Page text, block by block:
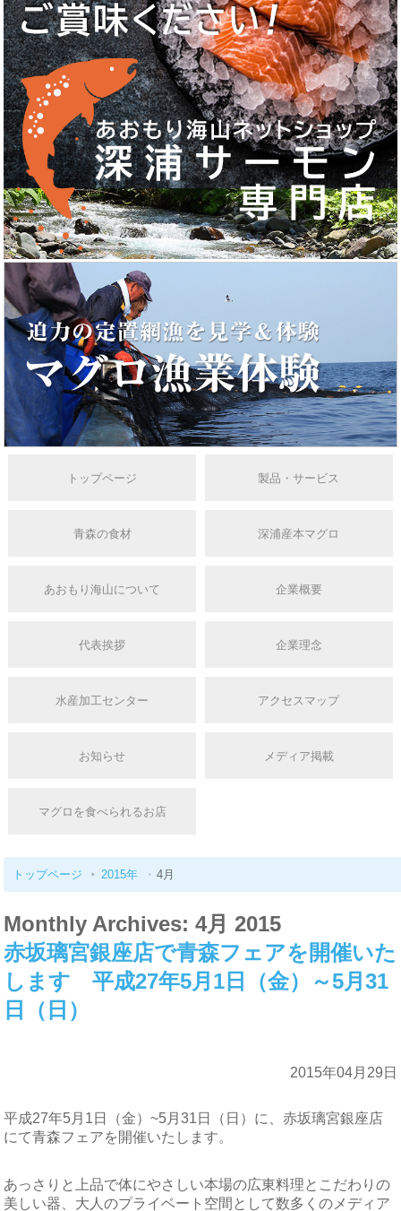
トップページ 製品・サービス
青森の食材 深浦産本マグロ
あおもり海山について 企業概要
代表挨拶 企業理念
水産加工センター アクセスマップ
お知らせ メディア掲載
マグロを食べられるお店
トップページ 2015年 4月
Monthly Archives: 4月 2015
赤坂璃宮銀座店で青森フェアを開催いた
します 平成27年5月1日（金）～5月31
日（日）
2015年04月29日
平成27年5月1日（金）~5月31日（日）に、赤坂璃宮銀座店
にて青森フェアを開催いたします。
あっさりと上品で体にやさしい本場の広東料理とこだわりの
美しい器、大人のプライベート空間として数多くのメディア